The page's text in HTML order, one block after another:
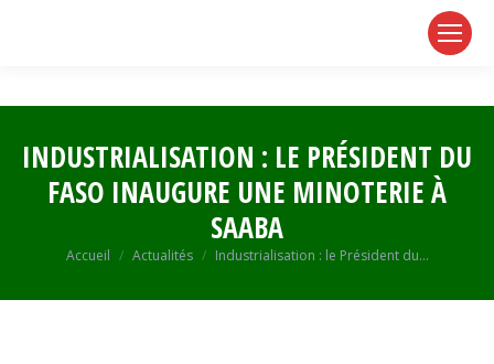
INDUSTRIALISATION : LE PRÉSIDENT DU
FASO INAUGURE UNE MINOTERIE À
SAABA
Vous êtes ici :
Accueil Actualités Industrialisation : le Président du…